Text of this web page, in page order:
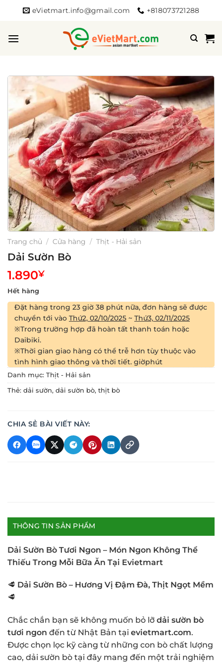
dung
eVietmart.info@gmail.com +818073721288
Trang chủ / Cửa hàng / Thịt - Hải sản
Dải Sườn Bò
1.890¥
Hết hàng
Đặt hàng trong 23 giờ 38 phút nữa, đơn hàng sẽ được
chuyển tới vào Thứ2, 02/10/2025 ~ Thứ3, 02/11/2025
※Trong trường hợp đã hoàn tất thanh toán hoặc
Daibiki.
※Thời gian giao hàng có thể trễ hơn tùy thuộc vào
tình hình giao thông và thời tiết. giờphút
Danh mục: Thịt - Hải sản
Thẻ: dải sườn, dải sườn bò, thịt bò
CHIA SẺ BÀI VIẾT NÀY:
THÔNG TIN SẢN PHẨM
Dải Sườn Bò Tươi Ngon – Món Ngon Không Thể
Thiếu Trong Mỗi Bữa Ăn Tại Evietmart
🥩 Dải Sườn Bò – Hương Vị Đậm Đà, Thịt Ngọt Mềm
🥩
Chắc chắn bạn sẽ không muốn bỏ lỡ dải sườn bò
tươi ngon đến từ Nhật Bản tại evietmart.com.
Được chọn lọc kỹ càng từ những con bò chất lượng
cao, dải sườn bò tại đây mang đến một trải nghiệm